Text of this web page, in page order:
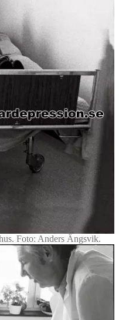
Foto: Anders Ängsvik.